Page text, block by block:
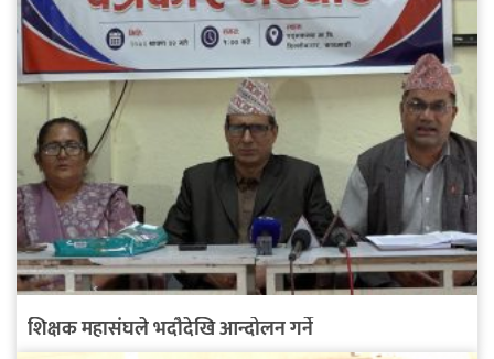
शिक्षक महासंघले भदौदेखि आन्दोलन गर्ने